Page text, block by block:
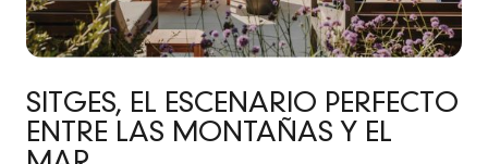
SITGES, EL ESCENARIO PERFECTO
ENTRE LAS MONTAÑAS Y EL